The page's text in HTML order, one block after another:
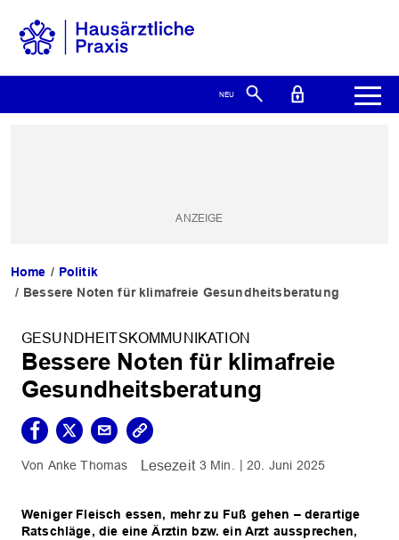
Home
Politik
Bessere Noten für klimafreie Gesundheitsberatung
GESUNDHEITSKOMMUNIKATION
Bessere Noten für klimafreie
Gesundheitsberatung
Anke Thomas 3 Min. 20. Juni 2025
Weniger Fleisch essen, mehr zu Fuß gehen – derartige
Ratschläge, die eine Ärztin bzw. ein Arzt aussprechen,